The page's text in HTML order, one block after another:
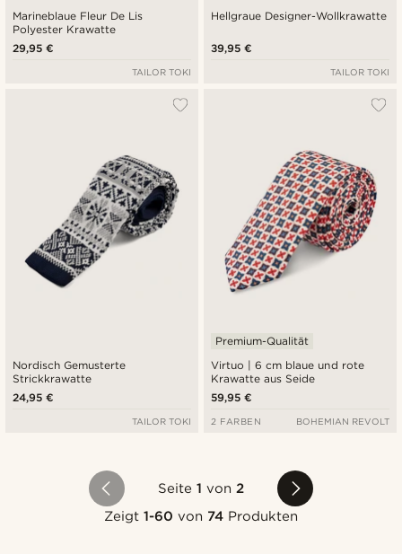
Marineblaue Fleur De Lis
Polyester Krawatte
29,95 €
TAILOR TOKI
Hellgraue Designer-Wollkrawatte
39,95 €
TAILOR TOKI
Nordisch Gemusterte
Strickkrawatte
24,95 €
TAILOR TOKI
Virtuo | 6 cm blaue und rote
Krawatte aus Seide
Premium-Qualität
59,95 €
2 FARBEN BOHEMIAN REVOLT
Seite 1 von2
Zeigt 1-60 von 74 Produkten